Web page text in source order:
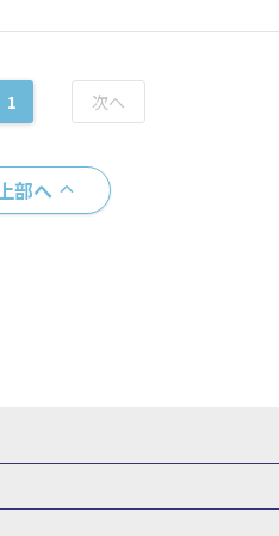
1
部へ
新潟県 長野県 東海 静岡県